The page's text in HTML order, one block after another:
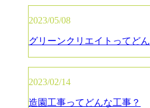
2023/05/08
グリーンクリエイトってど
2023/02/14
造園工事ってどんな工事？